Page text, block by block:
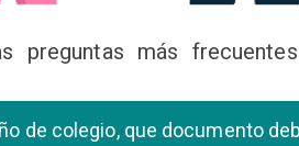
más
de colegio, que documento